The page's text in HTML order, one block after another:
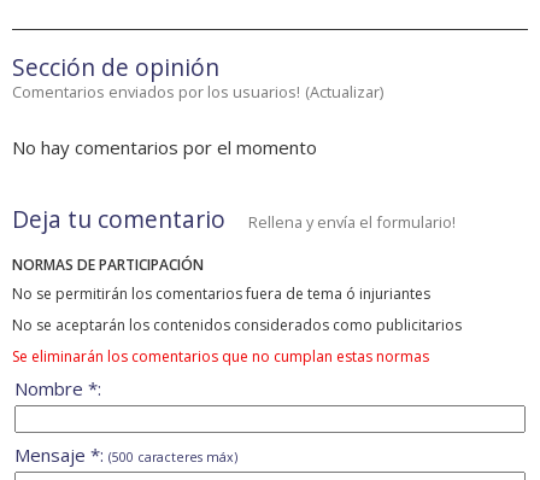
Sección de opinión
Comentarios enviados por los usuarios! (Actualizar)
No hay comentarios por el momento
Deja tu comentario Rellena y envía el formulario!
NORMAS DE PARTICIPACIÓN
No se permitirán los comentarios fuera de tema ó injuriantes
No se aceptarán los contenidos considerados como publicitarios
Se eliminarán los comentarios que no cumplan estas normas
Nombre *:
Mensaje *: (500 caracteres máx)